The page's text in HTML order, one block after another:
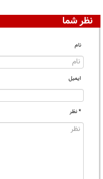
نظر شما
نام
ایمیل
* نظر